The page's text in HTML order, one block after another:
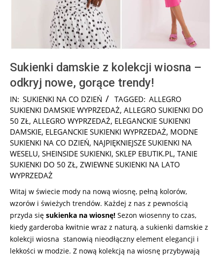
Sukienki damskie z kolekcji wiosna –
odkryj nowe, gorące trendy!
2025-
10-
07
IN: SUKIENKI NA CO DZIEŃ TAGGED: ALLEGRO
SUKIENKI DAMSKIE WYPRZEDAŻ, ALLEGRO SUKIENKI DO
50 ZŁ, ALLEGRO WYPRZEDAŻ, ELEGANCKIE SUKIENKI
DAMSKIE, ELEGANCKIE SUKIENKI WYPRZEDAŻ, MODNE
SUKIENKI NA CO DZIEŃ, NAJPIĘKNIEJSZE SUKIENKI NA
WESELU, SHEINSIDE SUKIENKI, SKLEP EBUTIK.PL, TANIE
SUKIENKI DO 50 ZŁ, ZWIEWNE SUKIENKI NA LATO
WYPRZEDAŻ
Witaj w świecie mody na nową wiosnę, pełną kolorów,
wzorów i świeżych trendów. Każdej z nas z pewnością
przyda się sukienka na wiosnę! Sezon wiosenny to czas,
kiedy garderoba kwitnie wraz z naturą, a sukienki damskie z
kolekcji wiosna stanowią nieodłączny element elegancji i
lekkości w modzie. Z nową kolekcją na wiosnę przybywają